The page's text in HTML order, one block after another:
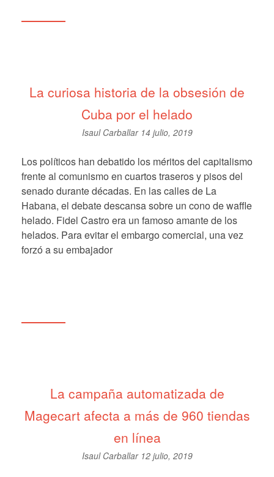
La curiosa historia de la obsesión de
Cuba por el helado
Isaul Carballar 14 julio, 2019
Los políticos han debatido los méritos del capitalismo
frente al comunismo en cuartos traseros y pisos del
senado durante décadas. En las calles de La
Habana, el debate descansa sobre un cono de waffle
helado. Fidel Castro era un famoso amante de los
helados. Para evitar el embargo comercial, una vez
forzó a su embajador
La campaña automatizada de
Magecart afecta a más de 960 tiendas
en línea
Isaul Carballar 12 julio, 2019